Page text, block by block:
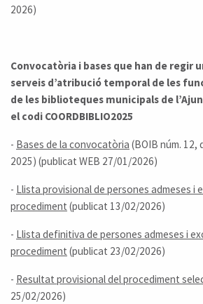
2026)
Convocatòria i bases que han de regir
serveis d’atribució temporal de les
de les biblioteques municipals de
el codi COORDBIBLIO2025
- Bases de la convocatòria (BOIB núm. 12,
2025) (publicat WEB 27/01/2026)
- Llista provisional de persones admeses i
procediment (publicat 13/02/2026)
- Llista definitiva de persones admeses i
procediment (publicat 23/02/2026)
- Resultat provisional del procediment
25/02/2026)